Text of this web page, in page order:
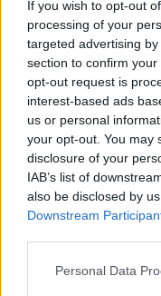
If you wish to opt-out
processing of your
targeted advertising
section to confirm
opt-out request is
interest-based ads
us or personal
your opt-out. You may
disclosure of your
IAB’s list of
also be disclosed by
Downstream
Personal Data
La présente page de
l'envoi du fichier
Page de téléchargement
https://www.petit-
Partager le
le Web et